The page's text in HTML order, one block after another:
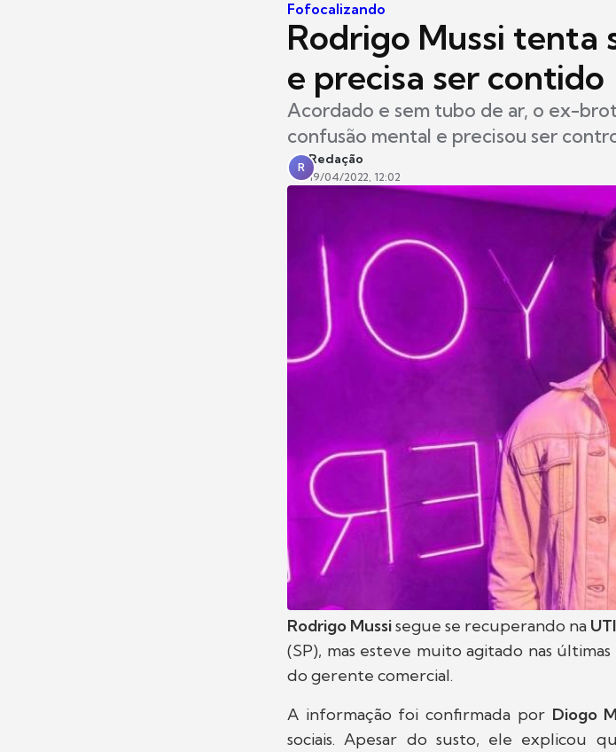
Fofocalizando
Rodrigo Mussi tenta
e precisa ser contido
Acordado e sem tubo de ar, o ex-
confusão mental e precisou ser
R
Redação
19/04/2022, 12:02
Rodrigo Mussisegue se recuperando na UTI
(SP), mas esteve muito agitado nas
do gerente comercial.
A informação foi confirmada por Diogo
sociais. Apesar do susto, ele explicou